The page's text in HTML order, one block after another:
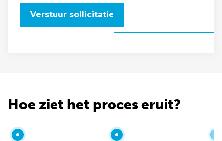
Verstuur sollicitatie
Hoe ziet het proces eruit?